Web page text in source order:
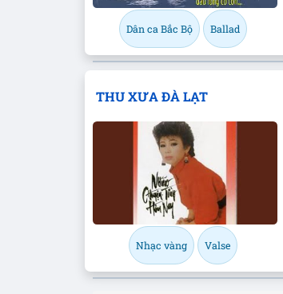
Dân ca Bắc Bộ Ballad
THU XƯA ĐÀ LẠT
Nhạc vàng Valse